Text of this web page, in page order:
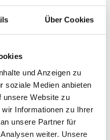
Über Cookies
und Anzeigen zu
soziale Medien anbieten
unsere Website zu
Informationen zu Ihrer
unsere Partner für
weiter. Unsere